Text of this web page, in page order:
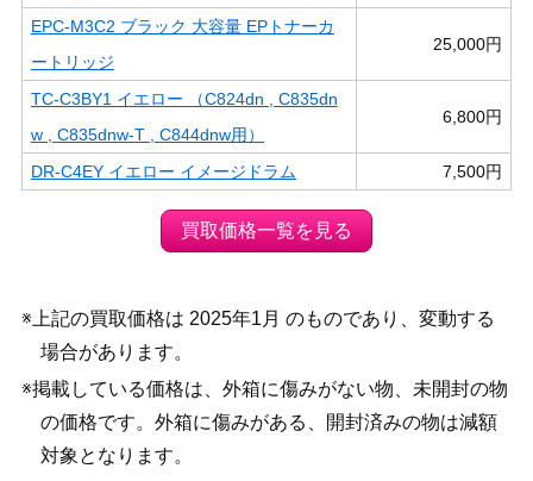
EPC-M3C2 ブラック 大容量 EPトナーカ
ートリッジ
25,000円
TC-C3BY1 イエロー （C824dn , C835dn
w , C835dnw-T , C844dnw用）
6,800円
DR-C4EY イエロー イメージドラム 7,500円
買取価格一覧を見る
※上記の買取価格は 2025年1月 のものであり、変動する
場合があります。
※掲載している価格は、外箱に傷みがない物、未開封の物
の価格です。外箱に傷みがある、開封済みの物は減額
対象となります。